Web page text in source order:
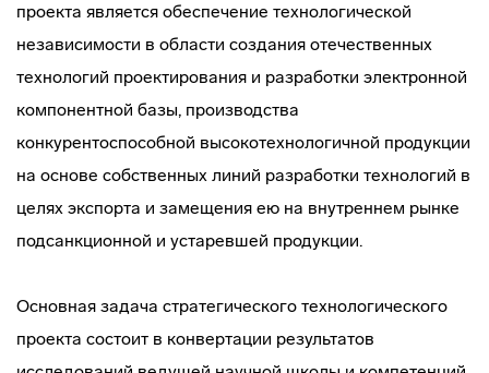
проекта является обеспечение технологической
независимости в области создания отечественных
технологий проектирования и разработки электронной
компонентной базы, производства
конкурентоспособной высокотехнологичной продукции
на основе собственных линий разработки технологий в
целях экспорта и замещения ею на внутреннем рынке
подсанкционной и устаревшей продукции.
Основная задача стратегического технологического
проекта состоит в конвертации результатов